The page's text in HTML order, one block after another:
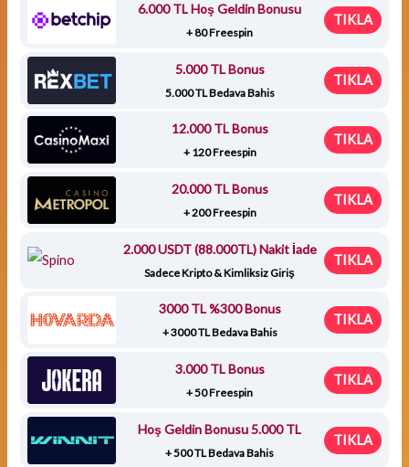
6.000 TL Hoş Geldin Bonusu
+ 80 Freespin
TIKLA
5.000 TL Bonus
5.000 TL Bedava Bahis
TIKLA
12.000 TL Bonus
+ 120 Freespin
TIKLA
20.000 TL Bonus
+ 200 Freespin
TIKLA
2.000 USDT (88.000TL) Nakit İade
Sadece Kripto & Kimliksiz Giriş
TIKLA
3000 TL %300 Bonus
+ 3000 TL Bedava Bahis
TIKLA
3.000 TL Bonus
+ 50 Freespin
TIKLA
Hoş Geldin Bonusu 5.000 TL
+ 500 TL Bedava Bahis
TIKLA